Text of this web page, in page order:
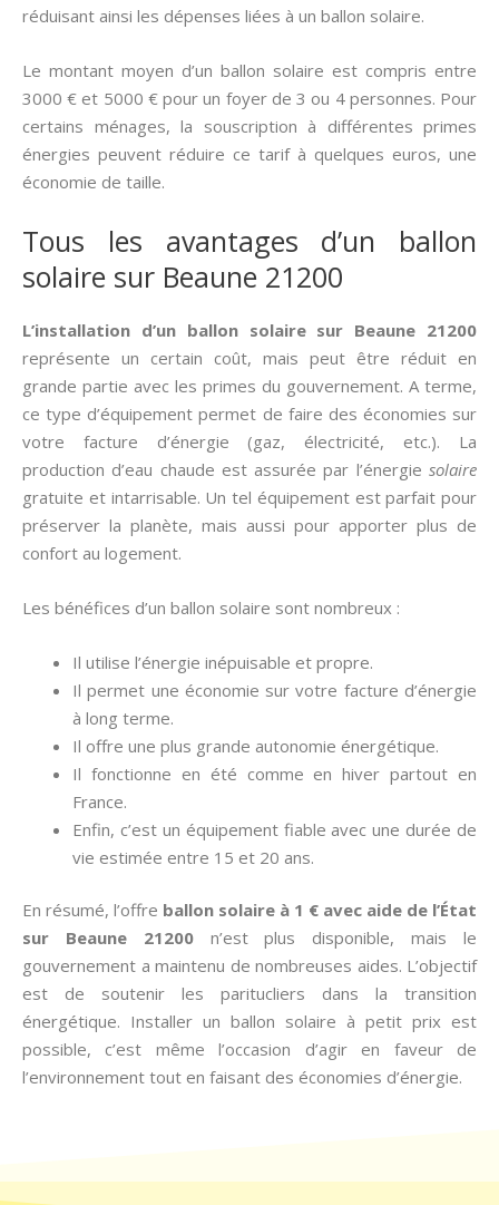
réduisant ainsi les dépenses liées à un ballon solaire.
Le montant moyen d’un ballon solaire est compris entre
3000 € et 5000 € pour un foyer de 3 ou 4 personnes. Pour
certains ménages, la souscription à différentes primes
énergies peuvent réduire ce tarif à quelques euros, une
économie de taille.
Tous les avantages d’un ballon
solaire sur Beaune 21200
L’installation d’un ballon solaire sur Beaune 21200
représente un certain coût, mais peut être réduit en
grande partie avec les primes du gouvernement. A terme,
ce type d’équipement permet de faire des économies sur
votre facture d’énergie (gaz, électricité, etc.). La
production d’eau chaude est assurée par l’énergie solaire
gratuite et intarrisable. Un tel équipement est parfait pour
préserver la planète, mais aussi pour apporter plus de
confort au logement.
Les bénéfices d’un ballon solaire sont nombreux :
Il utilise l’énergie inépuisable et propre.
Il permet une économie sur votre facture d’énergie
à long terme.
Il offre une plus grande autonomie énergétique.
Il fonctionne en été comme en hiver partout en
France.
Enfin, c’est un équipement fiable avec une durée de
vie estimée entre 15 et 20 ans.
En résumé, l’offre ballon solaire à 1 € avec aide de l’État
sur Beaune 21200n’est plus disponible, mais le
gouvernement a maintenu de nombreuses aides. L’objectif
est de soutenir les paritucliers dans la transition
énergétique. Installer un ballon solaire à petit prix est
possible, c’est même l’occasion d’agir en faveur de
l’environnement tout en faisant des économies d’énergie.